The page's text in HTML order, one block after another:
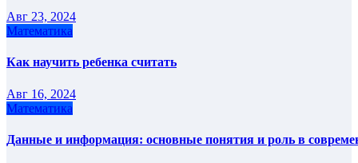
Авг 23, 2024
Математика
Как научить ребенка считать
Авг 16, 2024
Математика
Данные и информация: основные понятия и роль в